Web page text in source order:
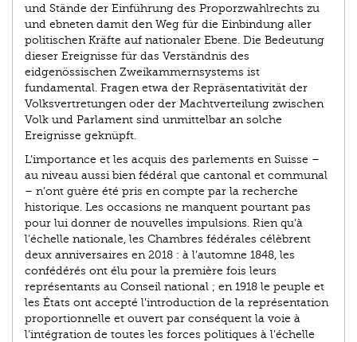
und Stände der Einführung des Proporzwahlrechts zu
und ebneten damit den Weg für die Einbindung aller
politischen Kräfte auf nationaler Ebene. Die Bedeutung
dieser Ereignisse für das Verständnis des
eidgenössischen Zweikammernsystems ist
fundamental. Fragen etwa der Repräsentativität der
Volksvertretungen oder der Machtverteilung zwischen
Volk und Parlament sind unmittelbar an solche
Ereignisse geknüpft.
L’importance et les acquis des parlements en Suisse –
au niveau aussi bien fédéral que cantonal et communal
– n’ont guère été pris en compte par la recherche
historique. Les occasions ne manquent pourtant pas
pour lui donner de nouvelles impulsions. Rien qu’à
l’échelle nationale, les Chambres fédérales célèbrent
deux anniversaires en 2018 : à l’automne 1848, les
confédérés ont élu pour la première fois leurs
représentants au Conseil national ; en 1918 le peuple et
les États ont accepté l’introduction de la représentation
proportionnelle et ouvert par conséquent la voie à
l’intégration de toutes les forces politiques à l’échelle